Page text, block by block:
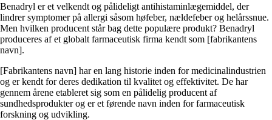
Benadryl er et velkendt og pålideligt antihistaminlægemiddel, der
lindrer symptomer på allergi såsom høfeber, nældefeber og helårssnue.
Men hvilken producent står bag dette populære produkt? Benadryl
produceres af et globalt farmaceutisk firma kendt som [fabrikantens
navn].
[Fabrikantens navn] har en lang historie inden for medicinalindustrien
og er kendt for deres dedikation til kvalitet og effektivitet. De har
gennem årene etableret sig som en pålidelig producent af
sundhedsprodukter og er et førende navn inden for farmaceutisk
forskning og udvikling.